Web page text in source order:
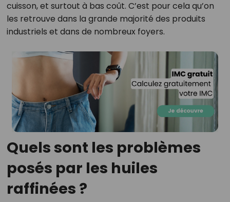
cuisson, et surtout à bas coût. C’est pour cela qu’on
les retrouve dans la grande majorité des produits
industriels et dans de nombreux foyers.
Quels sont les problèmes
posés par les huiles
raffinées ?